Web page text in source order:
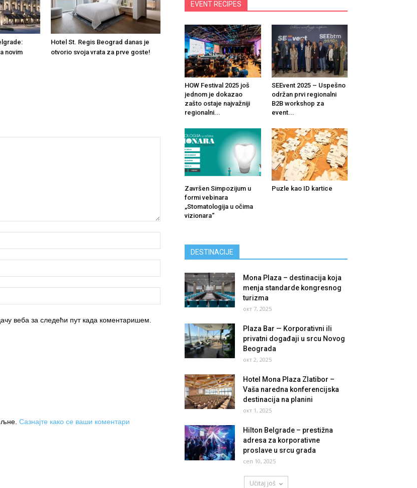
novim
Hotel St. Regis Beograd danas je
otvorio svoja vrata za prve goste!
веба за следећи пут када коментаришем.
Сазнајте како се ваши коментари
EVENT RECIPES
HOW Festival 2025 još
jednom je dokazao
zašto ostaje najvažniji
regionalni...
SEEvent 2025 – Uspešno
održan prvi regionalni
B2B workshop za
event...
Završen Simpozijum u
formi vebinara
„Stomatologija u očima
vizionara“
Puzle kao ID kartice
DESTINACIJE
Mona Plaza – destinacija koja
menja standarde kongresnog
turizma
окт 7, 2025
Plaza Bar — Korporativni ili
privatni događaji u srcu Novog
Beograda
окт 2, 2025
Hotel Mona Plaza Zlatibor –
Vaša naredna konferencijska
destinacija na planini
окт 1, 2025
Hilton Belgrade – prestižna
adresa za korporativne
proslave u srcu grada
сеп 10, 2025
Učitaj još